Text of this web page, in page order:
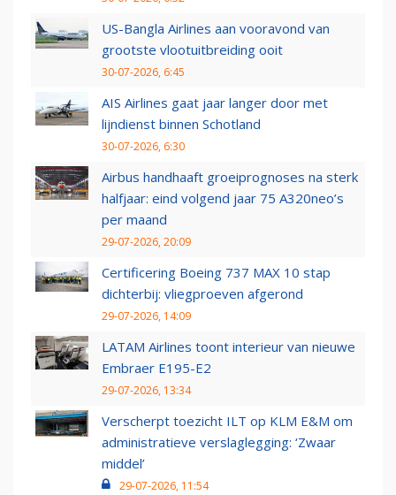
US-Bangla Airlines aan vooravond van
grootste vlootuitbreiding ooit
30-07-2026, 6:45
AIS Airlines gaat jaar langer door met
lijndienst binnen Schotland
30-07-2026, 6:30
Airbus handhaaft groeiprognoses na sterk
halfjaar: eind volgend jaar 75 A320neo’s
per maand
29-07-2026, 20:09
Certificering Boeing 737 MAX 10 stap
dichterbij: vliegproeven afgerond
29-07-2026, 14:09
LATAM Airlines toont interieur van nieuwe
Embraer E195-E2
29-07-2026, 13:34
Verscherpt toezicht ILT op KLM E&M om
administratieve verslaglegging: ‘Zwaar
middel’
29-07-2026, 11:54